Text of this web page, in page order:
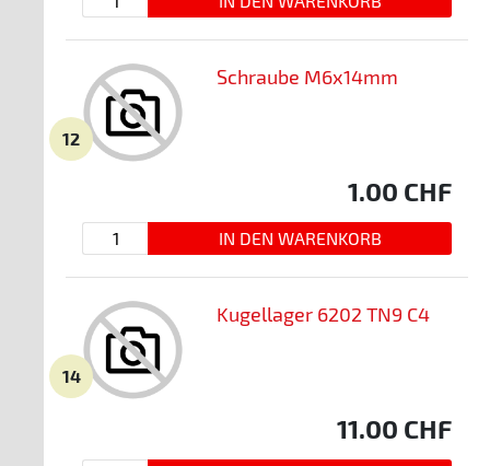
12
Schraube M6x14mm
1.00 CHF
14
Kugellager 6202 TN9 C4
11.00 CHF